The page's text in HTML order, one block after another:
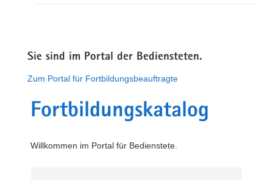
Sie sind im Portal der Bediensteten.
Zum Portal für Fortbildungsbeauftragte
Fortbildungskatalog
Willkommen im Portal für Bedienstete.